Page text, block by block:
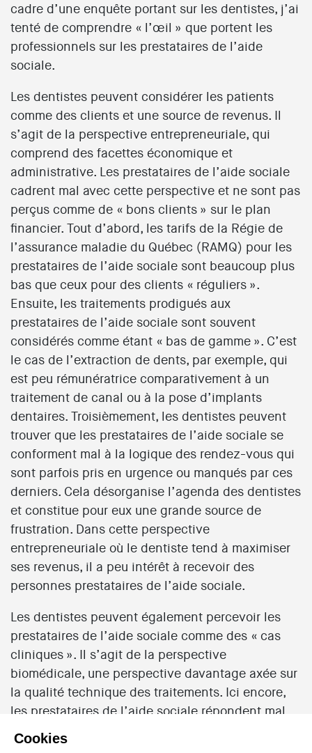
cadre d’une enquête portant sur les dentistes, j’ai
tenté de comprendre « l’œil » que portent les
professionnels sur les prestataires de l’aide
sociale.
Les dentistes peuvent considérer les patients
comme des clients et une source de revenus. Il
s’agit de la perspective entrepreneuriale, qui
comprend des facettes économique et
administrative. Les prestataires de l’aide sociale
cadrent mal avec cette perspective et ne sont pas
perçus comme de « bons clients » sur le plan
financier. Tout d’abord, les tarifs de la Régie de
l’assurance maladie du Québec (RAMQ) pour les
prestataires de l’aide sociale sont beaucoup plus
bas que ceux pour des clients « réguliers ».
Ensuite, les traitements prodigués aux
prestataires de l’aide sociale sont souvent
considérés comme étant « bas de gamme ». C’est
le cas de l’extraction de dents, par exemple, qui
est peu rémunératrice comparativement à un
traitement de canal ou à la pose d’implants
dentaires. Troisièmement, les dentistes peuvent
trouver que les prestataires de l’aide sociale se
conforment mal à la logique des rendez-vous qui
sont parfois pris en urgence ou manqués par ces
derniers. Cela désorganise l’agenda des dentistes
et constitue pour eux une grande source de
frustration. Dans cette perspective
entrepreneuriale où le dentiste tend à maximiser
ses revenus, il a peu intérêt à recevoir des
personnes prestataires de l’aide sociale.
Les dentistes peuvent également percevoir les
prestataires de l’aide sociale comme des « cas
cliniques ». Il s’agit de la perspective
biomédicale, une perspective davantage axée sur
la qualité technique des traitements. Ici encore,
les prestataires de l’aide sociale répondent mal
aux attentes des professionnels : ils sont rarement
considérés comme de « bons patients » car, même
Cookies